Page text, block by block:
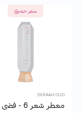
سعر حصري
DERAAH OUD
معطر شعر 6 - فضى 80 مل